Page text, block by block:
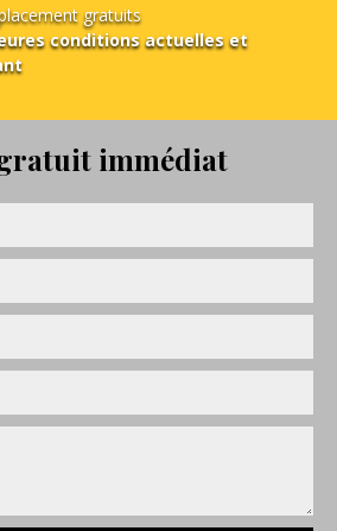
gratuits
conditions actuelles et
immédiat